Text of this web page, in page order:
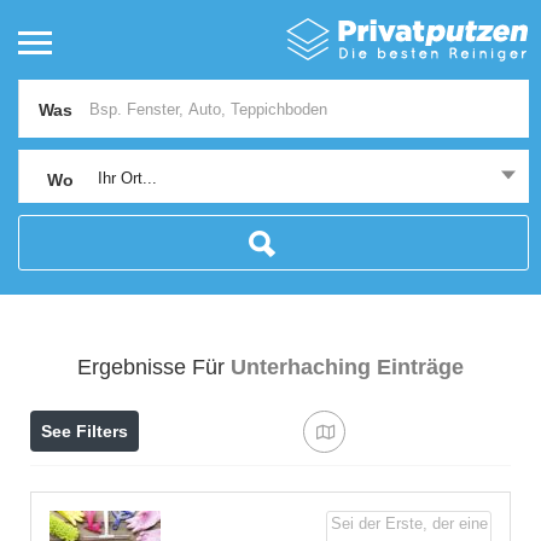
Was
Wo Ihr Ort...
Ergebnisse Für Unterhaching Einträge
See Filters
Sei der Erste, der eine